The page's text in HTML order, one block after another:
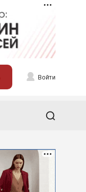
Войти